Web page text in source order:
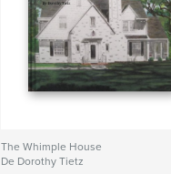
The Whimple House
De Dorothy Tietz